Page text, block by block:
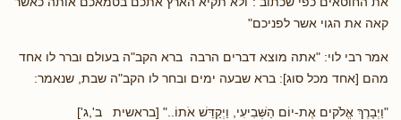
קאה את הגוי אשר לפניכם"
אמר רבי לוי: "אתה מוצא דברים הרבה ברא הקב"ה בעולם וברר לו אחד
מהם [אחד מכל סוג]: ברא שבעה ימים ובחר לו הקב"ה שבת, שנאמר:
"וַיְבָרֶךְ אֱלֹקים אֶת-יוֹם הַשְּׁבִיעִי, וַיְקַדֵּשׁ אֹתוֹ.." [בראשית ב',ג']